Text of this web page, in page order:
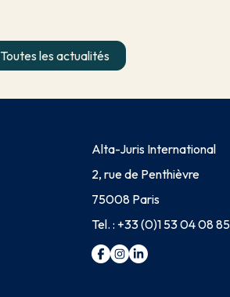
Toutes les actualités
Alta-Juris International
2, rue de Penthièvre
75008 Paris
Tel. : +33 (0)1 53 04 08 85